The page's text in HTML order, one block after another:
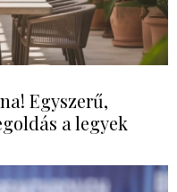
Egyszerű,
a legyek